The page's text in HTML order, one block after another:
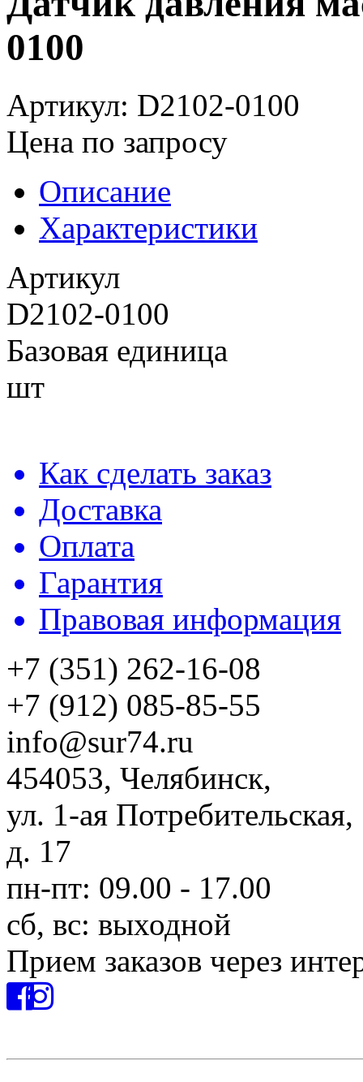
0100
Артикул: D2102-0100
Цена по запросу
Описание
Характеристики
Артикул
D2102-0100
Базовая единица
шт
Как сделать заказ
Доставка
Оплата
Гарантия
Правовая информация
+7 (351) 262-16-08
+7 (912) 085-85-55
info@sur74.ru
454053, Челябинск,
ул. 1-ая Потребительская,
д. 17
пн-пт: 09.00 - 17.00
сб, вс: выходной
Прием заказов через